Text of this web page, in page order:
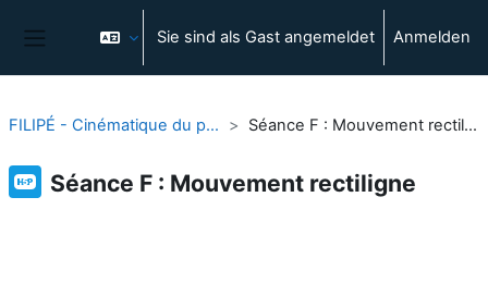
Sie sind als Gast angemeldet Anmelden
FILIPÉ - Cinématique du point Séance F : Mouvement rectiligne
Séance F : Mouvement rectiligne